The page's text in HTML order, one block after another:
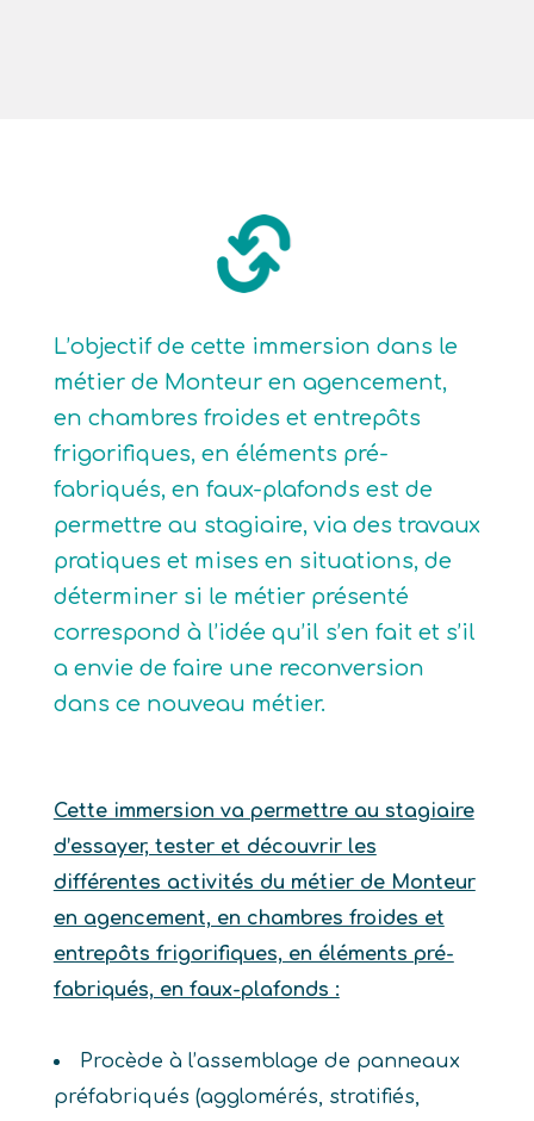
L’objectif de cette immersion dans le
métier de Monteur en agencement,
en chambres froides et entrepôts
frigorifiques, en éléments pré-
fabriqués, en faux-plafonds est de
permettre au stagiaire, via des travaux
pratiques et mises en situations, de
déterminer si le métier présenté
correspond à l’idée qu’il s’en fait et s’il
a envie de faire une reconversion
dans ce nouveau métier.
Cette immersion va permettre au stagiaire
d’essayer, tester et découvrir les
différentes activités du métier de Monteur
en agencement, en chambres froides et
entrepôts frigorifiques, en éléments pré-
fabriqués, en faux-plafonds :
Procède à l’assemblage de panneaux
préfabriqués (agglomérés, stratifiés,